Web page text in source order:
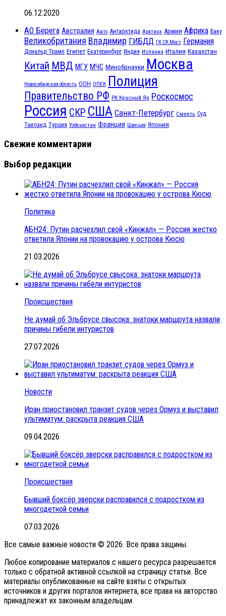
06.12.2020
АО Берега Австралия Авто Антарктида Арктика Армия Африка Баку
Великобритания Владимир ГИБДД ГК СК Мост Германия
Дональд Трамп Египет Екатеринбург Индия Испания Италия Казахстан
Китай МВД МГУ МЧС Минобрнауки Москва
Новосибирская область ООН ОПЕК Полиция
Правительство РФ РК Красный Яр Роскосмос
Россия СКР США Санкт-Петербург Смерть Суд
Таиланд Турция Узбекистан Франция Швеция Япония
Свежие комментарии
Выбор редакции
Политика
АБН24: Путин расчехлил свой «Кинжал» — Россия жестко
ответила Японии на провокацию у острова Кюсю
21.03.2026
Происшествия
Не думай об Эльбрусе свысока: знатоки маршрута назвали
причины гибели интуристов
27.07.2026
Новости
Иран приостановил транзит судов через Ормуз и выставил
ультиматум: раскрыта реакция США
09.04.2026
Происшествия
Бывший боксёр зверски расправился с подростком из
многодетной семьи
07.03.2026
Все самые важные новости © 2026. Все права защины.
Любое копирование материалов с нашего ресурса разрешается
только с обратной активной ссылкой на страницу статьи. Все
материалы опубликованные на сайте взяты с открытых
источников и других порталов интернета, все права на авторство
принадлежат их законным владельцам.